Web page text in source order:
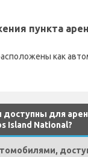
пункта
как
доступны для
Island National?